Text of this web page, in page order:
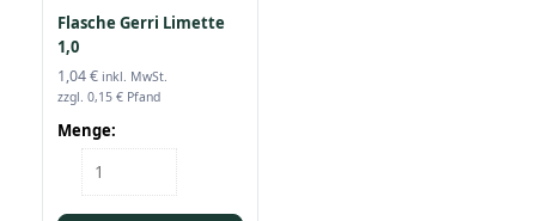
Flasche Gerri Limette
1,0
1,04€ inkl. MwSt.
zzgl. 0,15 € Pfand
Menge:
Flasche
Gerri